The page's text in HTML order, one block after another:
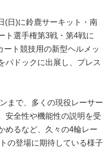
日)に鈴鹿サーキット・南
ト選手権第3戦・第4戦に
ート競技用の新型ヘルメッ
パドックに出展し、プレス
まで、多くの現役レーサー
安全性や機能性の説明を受
めるなど、久々の4輪レー
の登場に期待している様子